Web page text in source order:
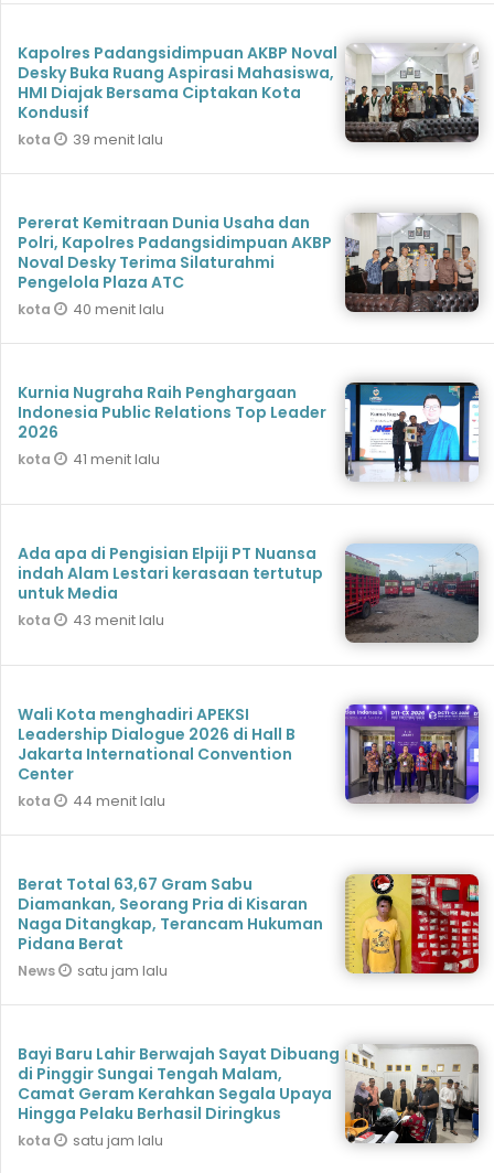
Kapolres Padangsidimpuan AKBP Noval
Desky Buka Ruang Aspirasi Mahasiswa,
HMI Diajak Bersama Ciptakan Kota
Kondusif
kota 39 menit lalu
Pererat Kemitraan Dunia Usaha dan
Polri, Kapolres Padangsidimpuan AKBP
Noval Desky Terima Silaturahmi
Pengelola Plaza ATC
kota 40 menit lalu
Kurnia Nugraha Raih Penghargaan
Indonesia Public Relations Top Leader
2026
kota 41 menit lalu
Ada apa di Pengisian Elpiji PT Nuansa
indah Alam Lestari kerasaan tertutup
untuk Media
kota 43 menit lalu
Wali Kota menghadiri APEKSI
Leadership Dialogue 2026 di Hall B
Jakarta International Convention
Center
kota 44 menit lalu
Berat Total 63,67 Gram Sabu
Diamankan, Seorang Pria di Kisaran
Naga Ditangkap, Terancam Hukuman
Pidana Berat
News satu jam lalu
Bayi Baru Lahir Berwajah Sayat Dibuang
di Pinggir Sungai Tengah Malam,
Camat Geram Kerahkan Segala Upaya
Hingga Pelaku Berhasil Diringkus
kota satu jam lalu